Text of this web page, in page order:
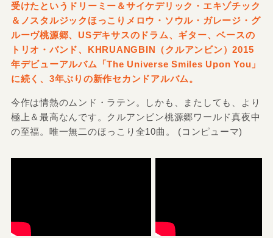
受けたというドリーミー＆サイケデリック・エキゾチック
＆ノスタルジックほっこりメロウ・ソウル・ガレージ・グ
ルーヴ桃源郷、USデキサスのドラム、ギター、ベースの
トリオ・バンド、KHRUANGBIN（クルアンビン）2015
年デビューアルバム「The Universe Smiles Upon You」
に続く、3年ぶりの新作セカンドアルバム。
今作は情熱のムンド・ラテン。しかも、またしても、より
極上＆最高なんです。クルアンビン桃源郷ワールド真夜中
の至福。唯一無二のほっこり全10曲。 (コンピューマ)